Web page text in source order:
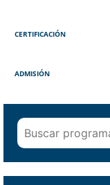
CERTIFICACIÓN
ADMISIÓN